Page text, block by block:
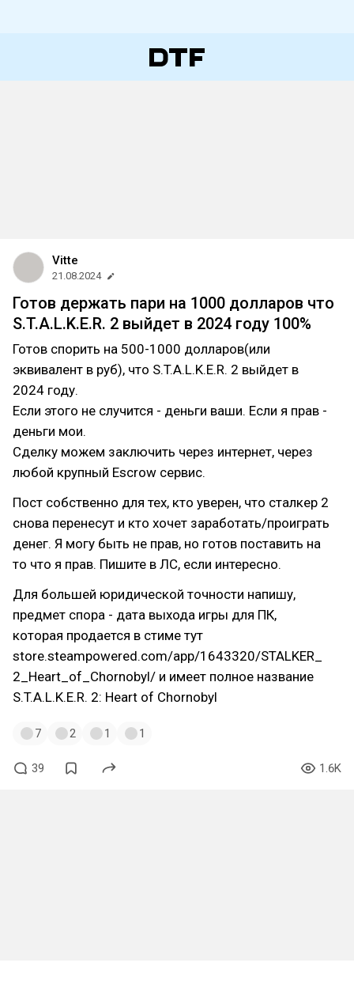
Vitte
21.08.2024
Готов держать пари на 1000 долларов что
S.T.A.L.K.E.R. 2 выйдет в 2024 году 100%
Готов спорить на 500-1000 долларов(или
эквивалент в руб), что S.T.A.L.K.E.R. 2 выйдет в
2024 году.
Если этого не случится - деньги ваши. Если я прав -
деньги мои.
Сделку можем заключить через интернет, через
любой крупный Escrow сервис.
Пост собственно для тех, кто уверен, что сталкер 2
снова перенесут и кто хочет заработать/проиграть
денег. Я могу быть не прав, но готов поставить на
то что я прав. Пишите в ЛС, если интересно.
Для большей юридической точности напишу,
предмет спора - дата выхода игры для ПК,
которая продается в стиме тут
store.steampowered.com/app/1643320/STALKER_
2_Heart_of_Chornobyl/ и имеет полное название
S.T.A.L.K.E.R. 2: Heart of Chornobyl
7 2 1 1
39 1.6K